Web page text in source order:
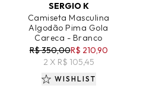
SERGIO K
Camiseta Masculina
Algodão Pima Gola
Careca - Branco
R$ 350,00R$ 210,90
2 X R$ 105,45
WISHLIST